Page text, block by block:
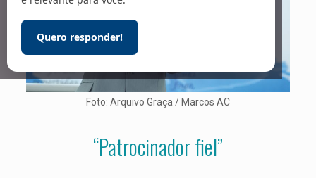
Quero responder!
Foto: Arquivo Graça / Marcos AC
“Patrocinador fiel”